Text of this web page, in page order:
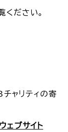
ださい。
ャリティの寄
ェブサイト